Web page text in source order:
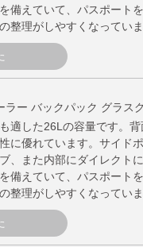
備えていて、パスポート
整理がしやすくなっていま
ラー バックパック グラス
適した26Lの容量です。背
に優れています。サイド
、また内部にダイレクト
備えていて、パスポート
整理がしやすくなっていま